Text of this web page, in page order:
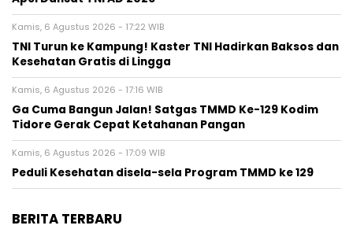
Kamis, 6 Agustus 2026 - 17:22 WIB
TNI Turun ke Kampung! Kaster TNI Hadirkan Baksos dan
Kesehatan Gratis di Lingga
Kamis, 6 Agustus 2026 - 17:16 WIB
Ga Cuma Bangun Jalan! Satgas TMMD Ke-129 Kodim
Tidore Gerak Cepat Ketahanan Pangan
Kamis, 6 Agustus 2026 - 17:09 WIB
Peduli Kesehatan disela-sela Program TMMD ke 129
BERITA TERBARU